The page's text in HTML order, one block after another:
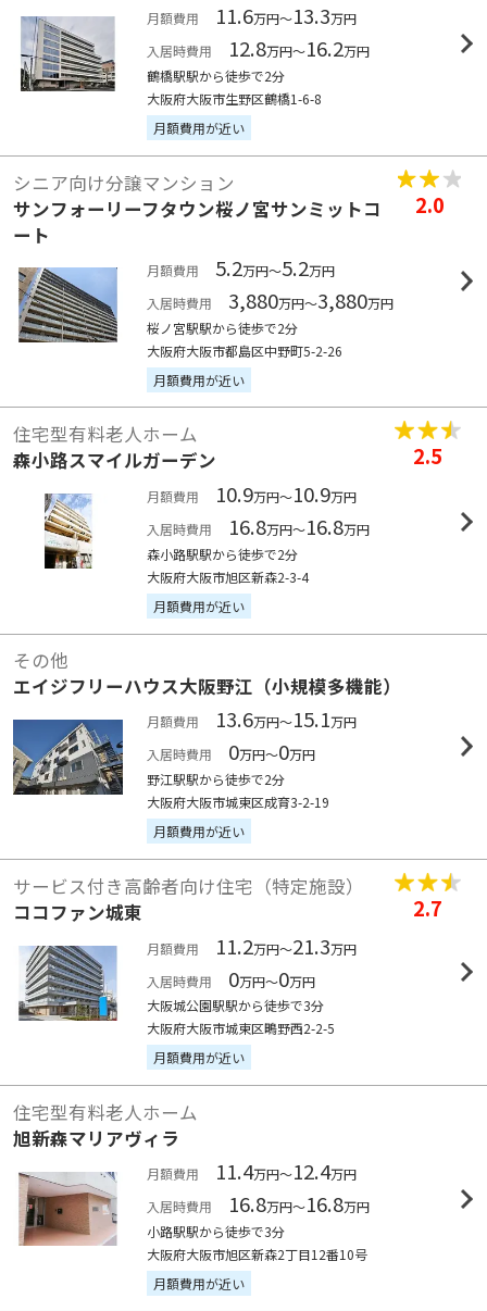
月額費用 11.6万円～13.3万円
入居時費用
12.8万円～16.2万円
鶴橋駅駅から徒歩で2分
大阪府大阪市生野区鶴橋1-6-8
月額費用が近い
シニア向け分譲マンション
サンフォーリーフタウン桜ノ宮サンミットコ
ート
2.0
月額費用 5.2万円～5.2万円
入居時費用
3,880万円～3,880万円
桜ノ宮駅駅から徒歩で2分
大阪府大阪市都島区中野町5-2-26
月額費用が近い
住宅型有料老人ホーム
森小路スマイルガーデン
2.5
月額費用 10.9万円～10.9万円
入居時費用
16.8万円～16.8万円
森小路駅駅から徒歩で2分
大阪府大阪市旭区新森2-3-4
月額費用が近い
その他
エイジフリーハウス大阪野江（小規模多機能）
月額費用 13.6万円～15.1万円
入居時費用
0万円～0万円
野江駅駅から徒歩で2分
大阪府大阪市城東区成育3-2-19
月額費用が近い
サービス付き高齢者向け住宅（特定施設）
ココファン城東
2.7
月額費用 11.2万円～21.3万円
入居時費用
0万円～0万円
大阪城公園駅駅から徒歩で3分
大阪府大阪市城東区鴫野西2-2-5
月額費用が近い
住宅型有料老人ホーム
旭新森マリアヴィラ
月額費用 11.4万円～12.4万円
入居時費用
16.8万円～16.8万円
小路駅駅から徒歩で3分
大阪府大阪市旭区新森2丁目12番10号
月額費用が近い